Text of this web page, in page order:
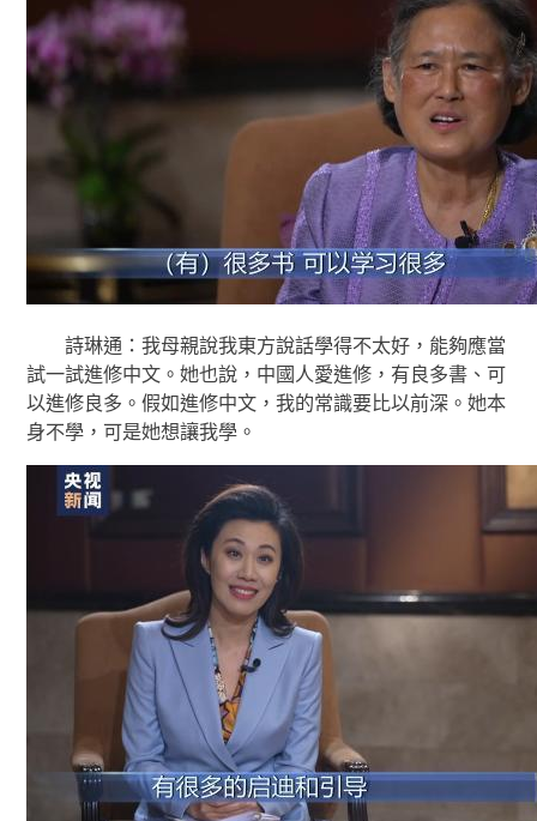
詩琳通：我母親說我東方說話學得不太好，能夠應當
試一試進修中文。她也說，中國人愛進修，有良多書、可
以進修良多。假如進修中文，我的常識要比以前深。她本
身不學，可是她想讓我學。